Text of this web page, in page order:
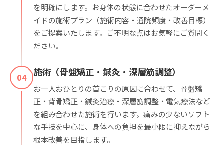
を明確にします。お身体の状態に合わせたオーダーメ
イドの施術プラン（施術内容・通院頻度・改善目標）
をご提案いたします。ご不明な点はお気軽にご質問く
ださい。
04 施術（骨盤矯正・鍼灸・深層筋調整）
お一人おひとりの首こりの原因に合わせて、骨盤矯
正・背骨矯正・鍼灸治療・深層筋調整・電気療法など
を組み合わせた施術を行います。痛みの少ないソフト
な手技を中心に、身体への負担を最小限に抑えながら
根本改善を目指します。